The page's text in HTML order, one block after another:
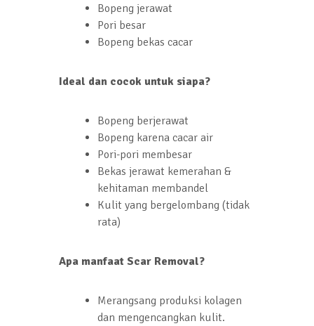
Bopeng jerawat
Pori besar
Bopeng bekas cacar
Ideal dan cocok untuk siapa?
Bopeng berjerawat
Bopeng karena cacar air
Pori-pori membesar
Bekas jerawat kemerahan &
kehitaman membandel
Kulit yang bergelombang (tidak
rata)
Apa manfaat Scar Removal?
Merangsang produksi kolagen
dan mengencangkan kulit.